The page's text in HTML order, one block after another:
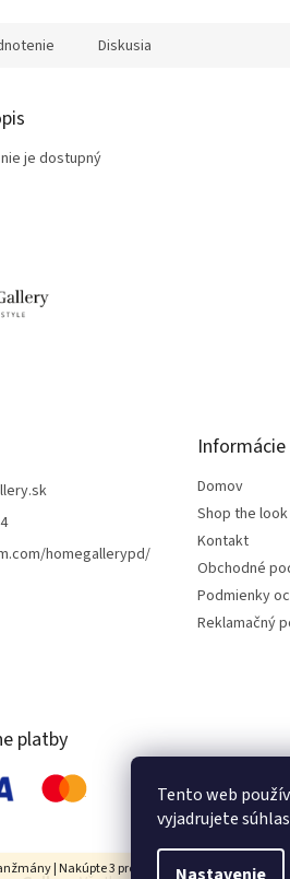
Tento web
vyjadrujete
| Nakúpte 3 produkty, najlacnejší je
Diskusia
je dostupný
homegallerypd/
Informácie
Domov
Shop the look
Kontakt
Obchodné
Podmienky
Reklamačný
platby